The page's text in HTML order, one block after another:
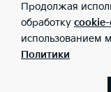
© 2026 Юридические
адрес: г. Тюмень, ул.
00-02; ИНН:
Россия и СНГ»
Телефон: 8 800 301
5087746291760)
Продолжая
обработку
использованием
Политики